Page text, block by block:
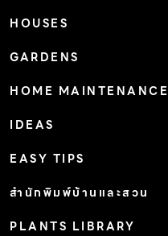
HOUSES
GARDENS
HOME MAINTENANCE
IDEAS
EASY TIPS
สำนักพิมพ์บ้านและสวน
PLANTS LIBRARY